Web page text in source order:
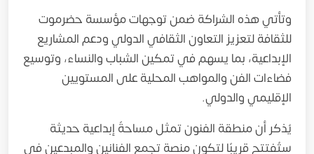
وتأتي هذه الشراكة ضمن توجهات مؤسسة حضرموت
للثقافة لتعزيز التعاون الثقافي الدولي ودعم المشاريع
الإبداعية، بما يسهم في تمكين الشباب والنساء، وتوسيع
فضاءات الفن والمواهب المحلية على المستويين
الإقليمي والدولي.
يُذكر أن منطقة الفنون تمثل مساحةً إبداعية حديثة
ستُفتتح قريبًا لتكون منصة تجمع الفنانين والمبدعين في